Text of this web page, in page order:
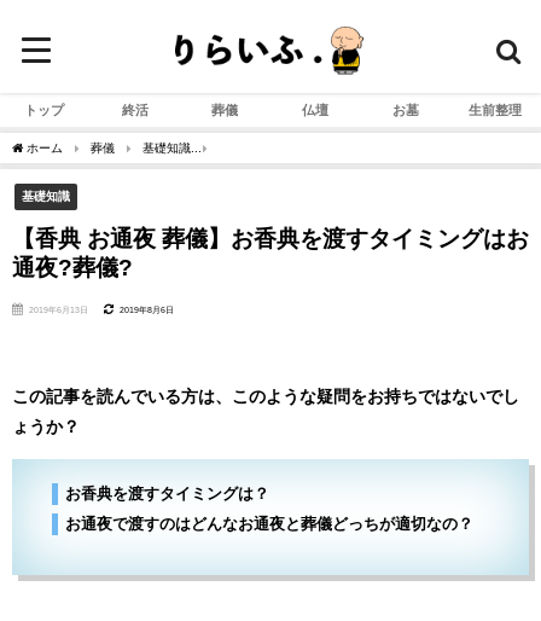
トップ 終活 葬儀 仏壇 お墓 生前整理
ホーム 葬儀 基礎知識
基礎知識
【香典 お通夜 葬儀】お香典を渡すタイミングはお
通夜?葬儀?
2019年6月13日 2019年8月6日
この記事を読んでいる方は、このような疑問をお持ちではないでし
ょうか？
お香典を渡すタイミングは？
お通夜で渡すのはどんなお通夜と葬儀どっちが適切なの？